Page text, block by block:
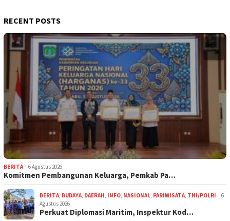
RECENT POSTS
BERITA 6 Agustus 2026
Komitmen Pembangunan Keluarga, Pemkab Pa…
BERITA, BUDAYA, DAERAH, INFO, NASIONAL, PARIWISATA, TNI/POLRI
6
Agustus 2026
Perkuat Diplomasi Maritim, Inspektur Kod…